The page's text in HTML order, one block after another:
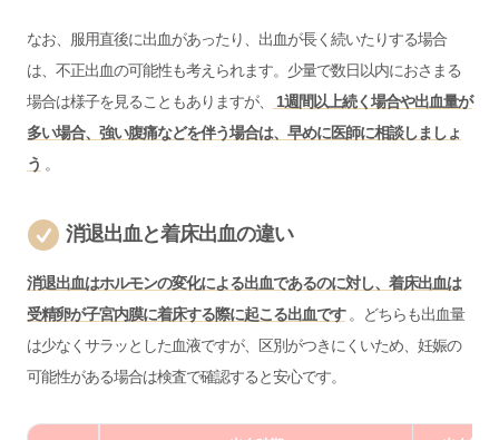
なお、服用直後に出血があったり、出血が長く続いたりする場合
は、不正出血の可能性も考えられます。少量で数日以内におさまる
場合は様子を見ることもありますが、
1週間以上続く場合や出血量が
多い場合、強い腹痛などを伴う場合は、早めに医師に相談しましょ
う 。
消退出血と着床出血の違い
消退出血はホルモンの変化による出血であるのに対し、着床出血は
受精卵が子宮内膜に着床する際に起こる出血です。どちらも出血量
は少なくサラッとした血液ですが、区別がつきにくいため、妊娠の
可能性がある場合は検査で確認すると安心です。